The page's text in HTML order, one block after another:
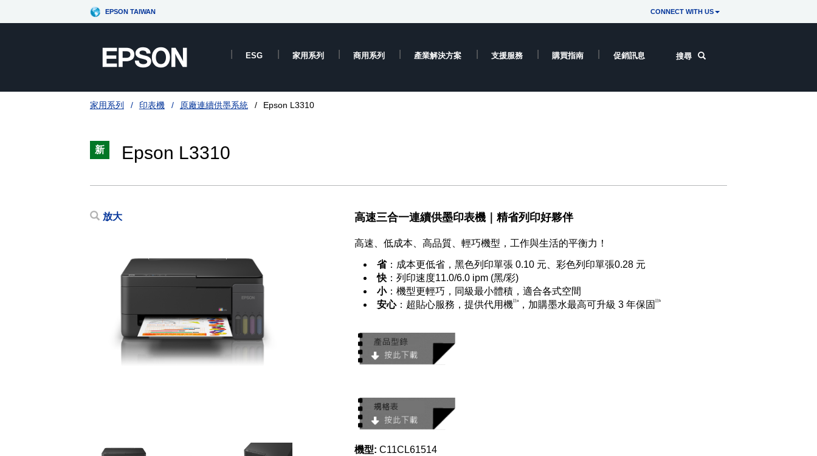
EPSON TAIWAN CONNECT WITH US
ESG 家用系列 商用系列 產業解決方案 支援服務 購買指南 促銷訊息 搜尋
家用系列 印表機 原廠連續供墨系統 Epson L3310
新 Epson L3310
放大 高速三合一連續供墨印表機｜精省列印好夥伴
高速、低成本、高品質、輕巧機型，工作與生活的平衡力！
省：成本更低省，黑色列印單張 0.10 元、彩色列印單張0.28 元
快：列印速度11.0/6.0 ipm (黑/彩)
小：機型更輕巧，同級最小體積，適合各式空間
安心：超貼心服務，提供代用機 註a，加購墨水最高可升級 3 年保固 註b
機型: C11CL61514